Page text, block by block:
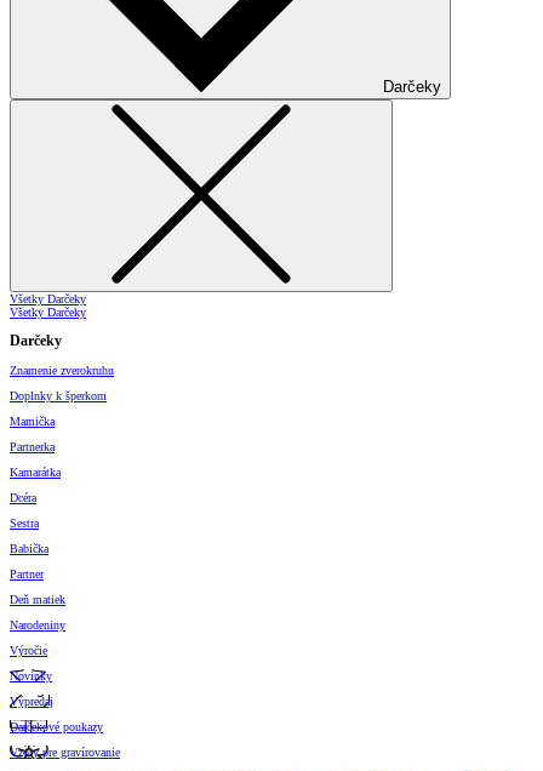
Darčeky
Všetky Darčeky
Všetky Darčeky
Darčeky
Znamenie zverokruhu
Doplnky k šperkom
Mamička
Partnerka
Kamarátka
Dcéra
Sestra
Babička
Partner
Deň matiek
Narodeniny
Výročie
Novinky
Výpredaj
Darčekové poukazy
Vzory pre gravírovanie